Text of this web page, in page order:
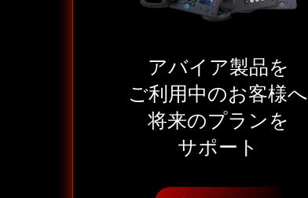
アバイア製品を
ご利用中のお客様へ
将来のプランを
サポート